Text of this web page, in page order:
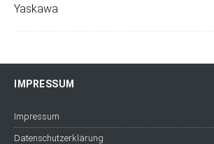
IMPRESSUM
Impressum
Datenschutzerklärung